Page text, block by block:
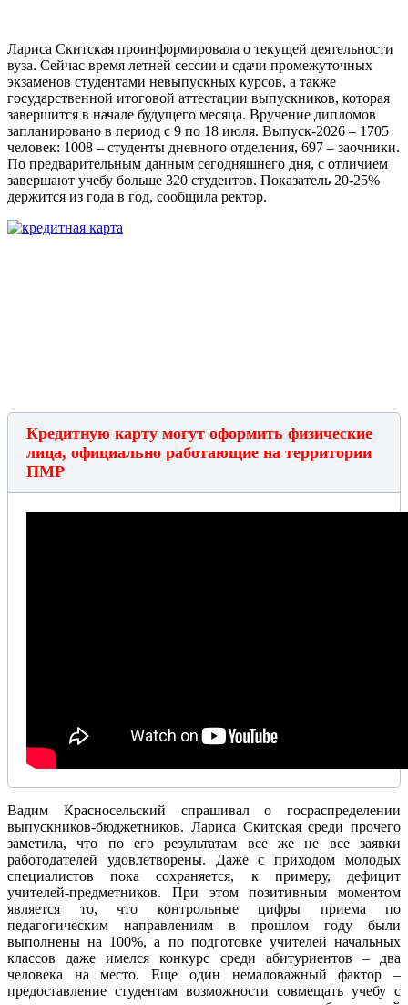
Лариса Скитская проинформировала о текущей деятельности
вуза. Сейчас время летней сессии и сдачи промежуточных
экзаменов студентами невыпускных курсов, а также
государственной итоговой аттестации выпускников, которая
завершится в начале будущего месяца. Вручение дипломов
запланировано в период с 9 по 18 июля. Выпуск-2026 – 1705
человек: 1008 – студенты дневного отделения, 697 – заочники.
По предварительным данным сегодняшнего дня, с отличием
завершают учебу больше 320 студентов. Показатель 20-25%
держится из года в год, сообщила ректор.
Кредитную карту могут оформить физические
лица, официально работающие на территории
ПМР
Вадим Красносельский спрашивал о госраспределении
выпускников-бюджетников. Лариса Скитская среди прочего
заметила, что по его результатам все же не все заявки
работодателей удовлетворены. Даже с приходом молодых
специалистов пока сохраняется, к примеру, дефицит
учителей-предметников. При этом позитивным моментом
является то, что контрольные цифры приема по
педагогическим направлениям в прошлом году были
выполнены на 100%, а по подготовке учителей начальных
классов даже имелся конкурс среди абитуриентов – два
человека на место. Еще один немаловажный фактор –
предоставление студентам возможности совмещать учебу с